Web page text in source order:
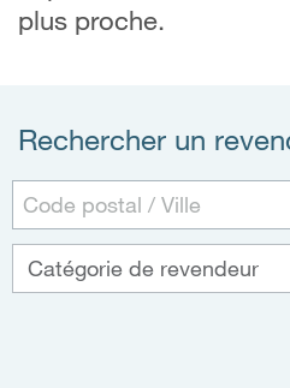
plus proche.
Rechercher un